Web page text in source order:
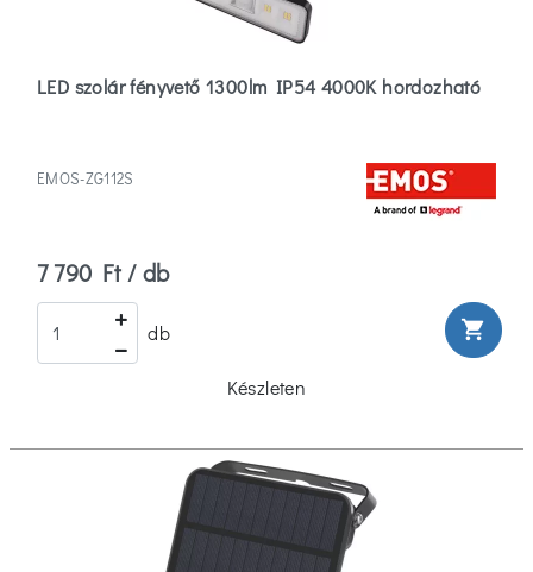
LED szolár fényvető 1300lm IP54 4000K hordozható
EMOS-ZG112S
7 790 Ft / db
db shopping_cart
Készleten